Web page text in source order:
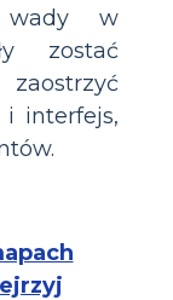
wady w
zostać
i interfejs,